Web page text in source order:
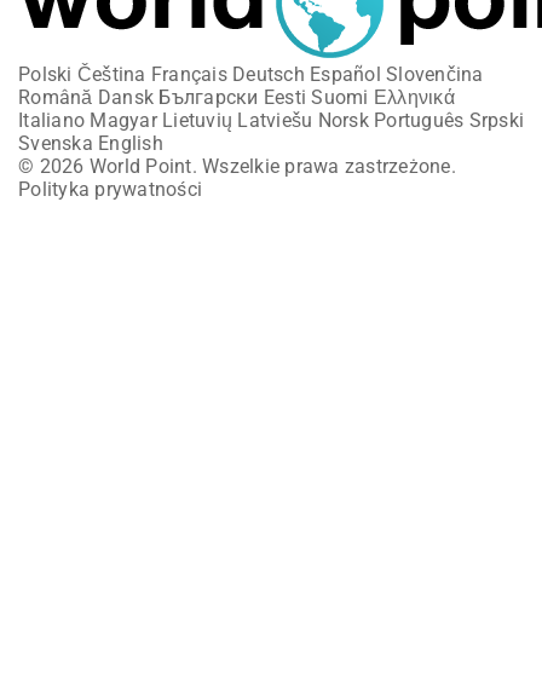
Polski Čeština Français Deutsch Español Slovenčina
Română Dansk Български Eesti Suomi Ελληνικά
Italiano Magyar Lietuvių Latviešu Norsk Português Srpski
Svenska English
© 2026 World Point. Wszelkie prawa zastrzeżone.
Polityka prywatności